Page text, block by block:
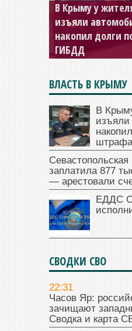
В Крыму у
изъяли
накопил долги
ГИБДД
заплатила 877
долга —
ВЛАСТЬ В КРЫМУ
В
Севастопольская
заплатила 877
— арестовали
ЕДДС
СВОДКИ СВО
22:31
Часов Яр:
зачищают
Сводка и карта